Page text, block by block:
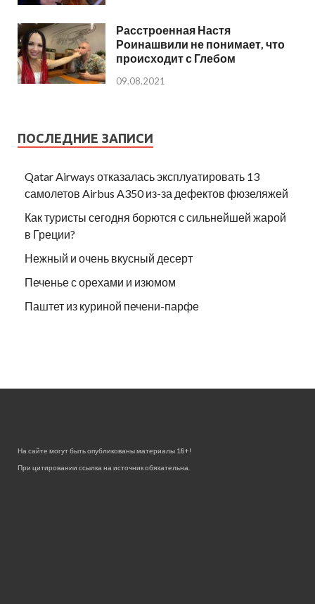
Расстроенная Настя
Роинашвили не понимает, что
происходит с Глебом
09.08.2021
ПОСЛЕДНИЕ ЗАПИСИ
Qatar Airways отказалась эксплуатировать 13
самолетов Airbus A350 из-за дефектов фюзеляжей
Как туристы сегодня борются с сильнейшей жарой
в Греции?
Нежный и очень вкусный десерт
Печенье с орехами и изюмом
Паштет из куриной печени-парфе
На сайте могут быть опубликованы материалы 18+!
При цитировании ссылка на источник обязательна.